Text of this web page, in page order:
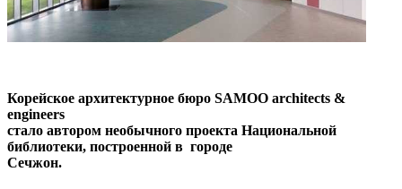
Корейское архитектурное бюро SAMOO architects &
engineers
стало автором необычного проекта Национальной
библиотеки, построенной в городе
Сечжон.